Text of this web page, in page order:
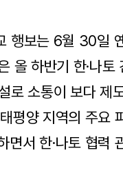
행보는 6월 30일
올 하반기 한·나
로 소통이 보다 제
평양 지역의 주요
서 한·나토 협력